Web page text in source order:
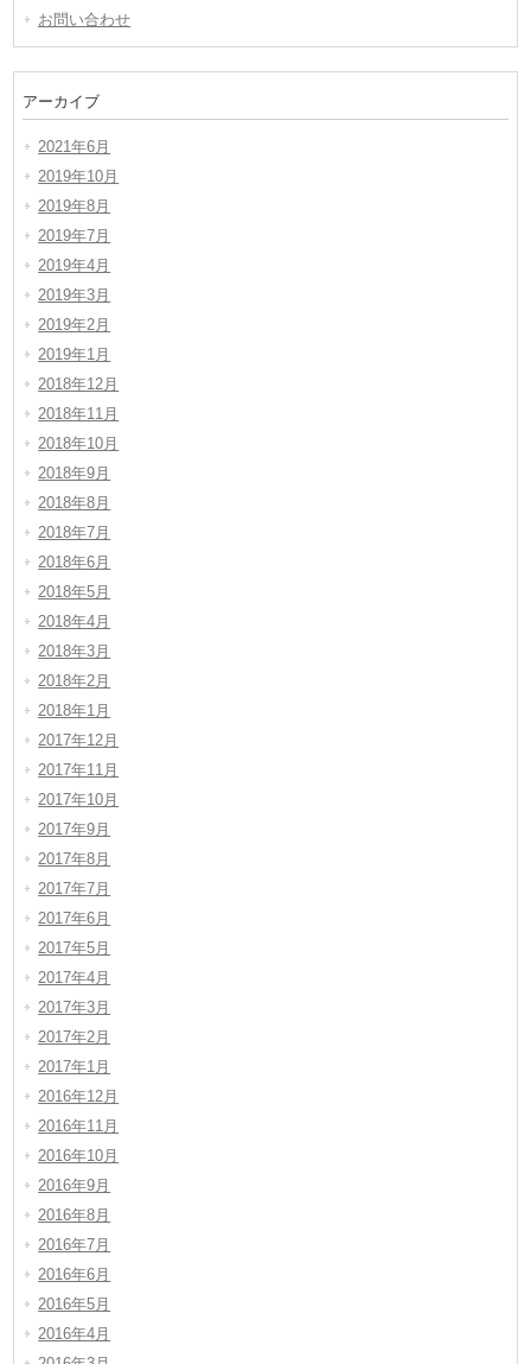
お問い合わせ
アーカイブ
2021年6月
2019年10月
2019年8月
2019年7月
2019年4月
2019年3月
2019年2月
2019年1月
2018年12月
2018年11月
2018年10月
2018年9月
2018年8月
2018年7月
2018年6月
2018年5月
2018年4月
2018年3月
2018年2月
2018年1月
2017年12月
2017年11月
2017年10月
2017年9月
2017年8月
2017年7月
2017年6月
2017年5月
2017年4月
2017年3月
2017年2月
2017年1月
2016年12月
2016年11月
2016年10月
2016年9月
2016年8月
2016年7月
2016年6月
2016年5月
2016年4月